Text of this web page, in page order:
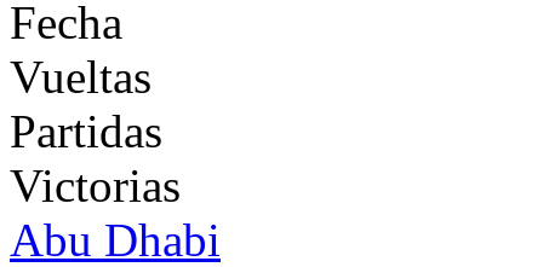
Fecha
Vueltas
Partidas
Victorias
Abu Dhabi